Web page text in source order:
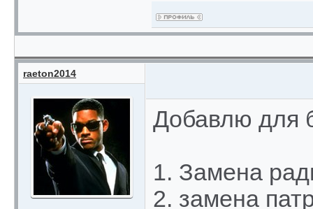
raeton2014
Добавлю для
1. Замена
2. ⁠замена